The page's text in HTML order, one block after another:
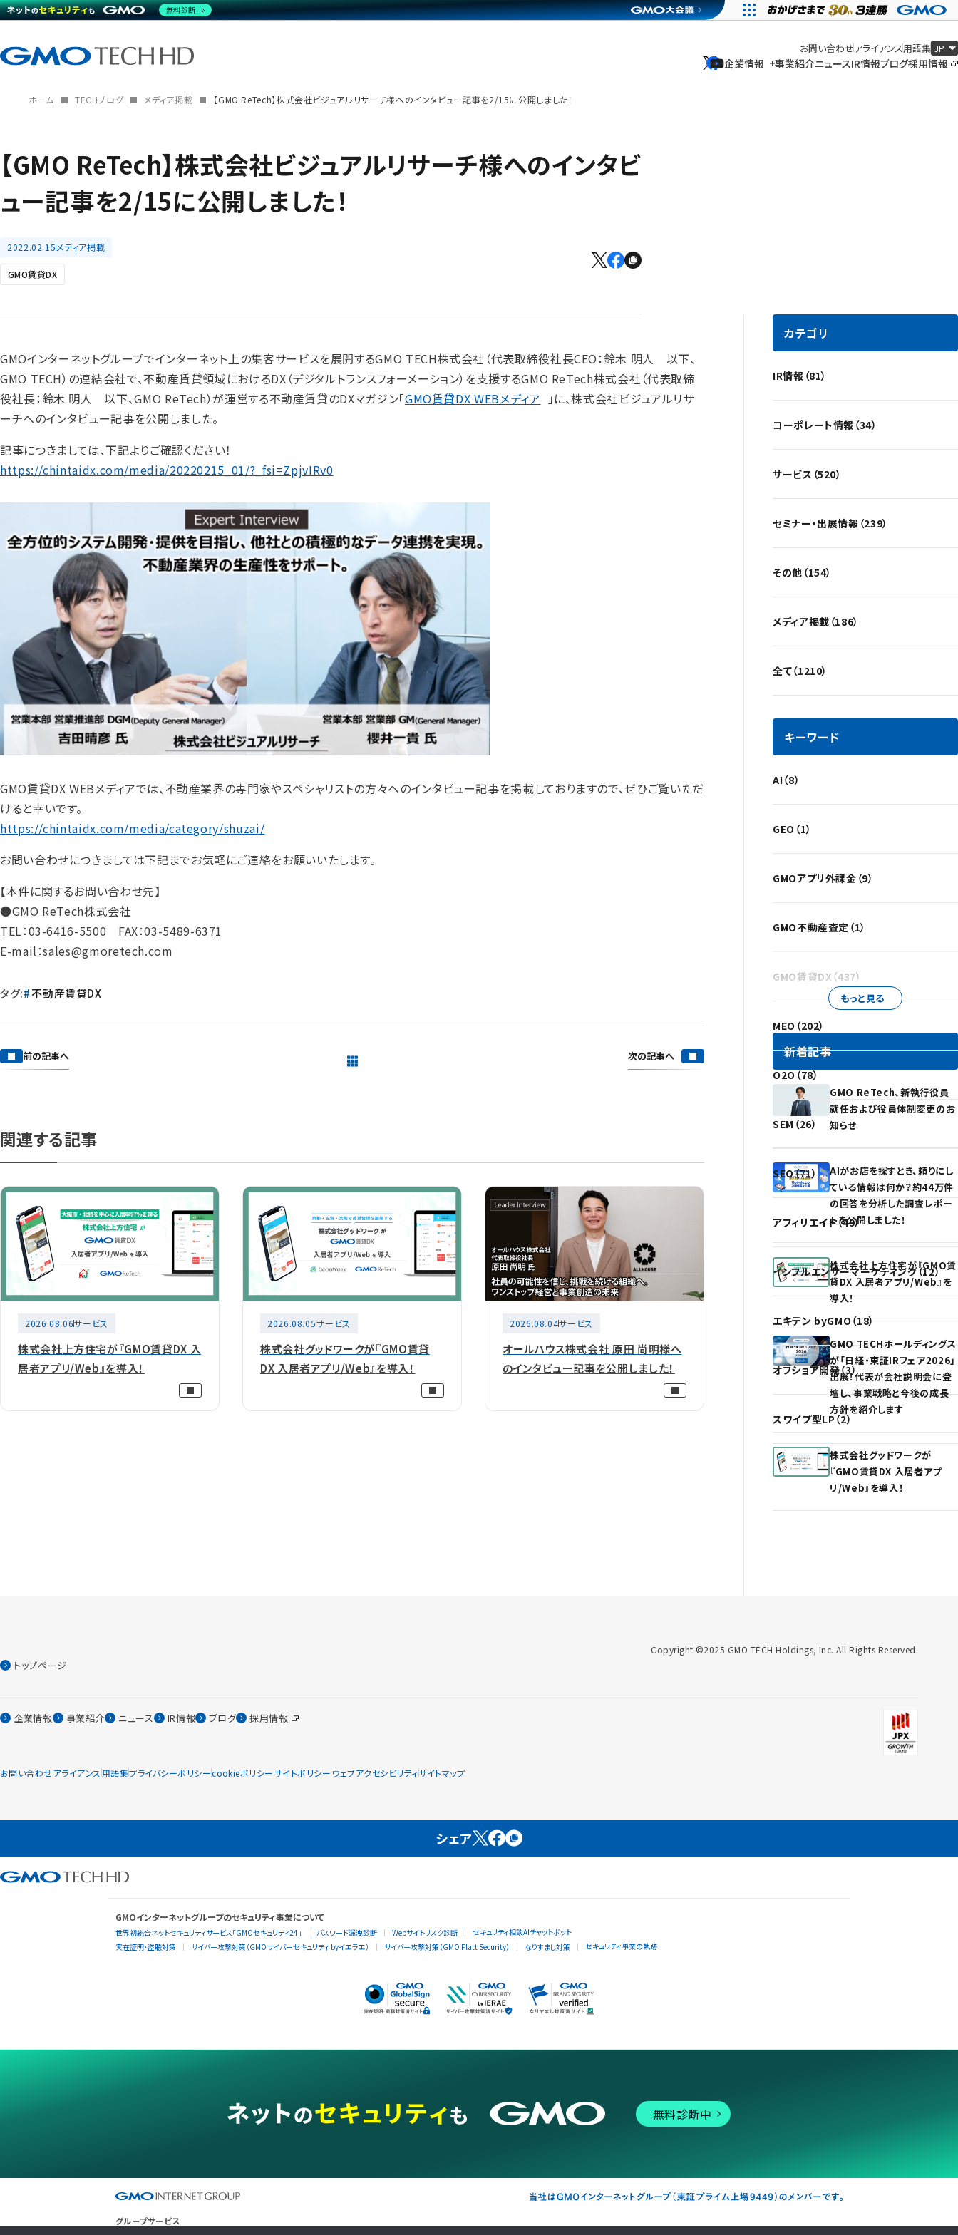
企業情報
企業情報
事業紹介ニュースIR情報ブログ採用情報
お問い合わせアライアンス用語集
ホーム TECHブログ メディア掲載 【GMO ReTech】株式会社ビジュアルリサーチ様へのインタビュー記事を2/15に公開しました！
【GMO ReTech】株式会社ビジュアルリサーチ様へのインタビ
ュー記事を2/15に公開しました！
2022.02.15メディア掲載
GMO賃貸DX
GMOインターネットグループでインターネット上の集客サービスを展開するGMO TECH株式会社（代表取締役社長CEO：鈴木 明人 以下、
GMO TECH）の連結会社で、不動産賃貸領域におけるDX（デジタルトランスフォーメーション）を支援するGMO ReTech株式会社（代表取締
役社長：鈴木 明人 以下、GMO ReTech）が運営する不動産賃貸のDXマガジン「GMO賃貸DX WEBメディア
」に、株式会社ビジュアルリサ
ーチへのインタビュー記事を公開しました。
記事につきましては、下記よりご確認ください！
https://chintaidx.com/media/20220215_01/?_fsi=ZpjvIRv0
GMO賃貸DX WEBメディアでは、不動産業界の専門家やスペシャリストの方々へのインタビュー記事を掲載しておりますので、ぜひご覧いただ
けると幸いです。
https://chintaidx.com/media/category/shuzai/
お問い合わせにつきましては下記までお気軽にご連絡をお願いいたします。
【本件に関するお問い合わせ先】
●GMO ReTech株式会社
TEL：03-6416-5500 FAX：03-5489-6371
E-mail：sales@gmoretech.com
タグ: 不動産賃貸DX
前の記事へ 次の記事へ
関連する記事
2026.08.06サービス
株式会社上方住宅が『GMO賃貸DX 入
居者アプリ/Web』を導入！
2026.08.05サービス
株式会社グッドワークが『GMO賃貸
DX 入居者アプリ/Web』を導入！
2026.08.04サービス
オールハウス株式会社 原田 尚明様へ
のインタビュー記事を公開しました！
カテゴリ
IR情報（81）
コーポレート情報（34）
サービス（520）
セミナー・出展情報（239）
その他（154）
メディア掲載（186）
全て（1210）
キーワード
AI（8）
GEO（1）
GMOアプリ外課金（9）
GMO不動産査定（1）
GMO賃貸DX（437）
MEO（202）
O2O（78）
SEM（26）
SEO（71）
アフィリエイト（49）
インフルエンサーマーケティング（12）
エキテン byGMO（18）
オフショア開発（3）
スワイプ型LP（2）
もっと見る
新着記事
GMO ReTech、新執行役員
就任および役員体制変更のお
知らせ
AIがお店を探すとき、頼りにし
ている情報は何か？約44万件
の回答を分析した調査レポー
トを公開しました！
株式会社上方住宅が『GMO賃
貸DX 入居者アプリ/Web』を
導入！
GMO TECHホールディングス
が「日経・東証IRフェア2026」
出展！代表が会社説明会に登
壇し、事業戦略と今後の成長
方針を紹介します
株式会社グッドワークが
『GMO賃貸DX 入居者アプ
リ/Web』を導入！
トップページ
企業情報 事業紹介 ニュース IR情報 ブログ 採用情報
お問い合わせアライアンス 用語集プライバシーポリシーcookieポリシーサイトポリシー ウェブアクセシビリティサイトマップ
Copyright ©2025 GMO TECH Holdings, Inc. All Rights Reserved.
シェア
GMOインターネットグループのセキュリティ事業について
世界初総合ネットセキュリティサービス「GMOセキュリティ24」 パスワード漏洩診断 Webサイトリスク診断
セキュリティ相談AIチャットボット
実在証明・盗聴対策
サイバー攻撃対策（GMOサイバーセキュリティ byイエラエ） サイバー攻撃対策（GMO Flatt Security） なりすまし対策 セキュリティ事業の軌跡
無料診断中
グループサービス
無料診断